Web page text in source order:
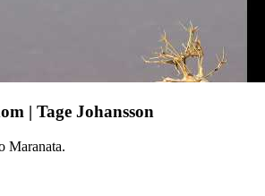
| Tage Johansson
Maranata.